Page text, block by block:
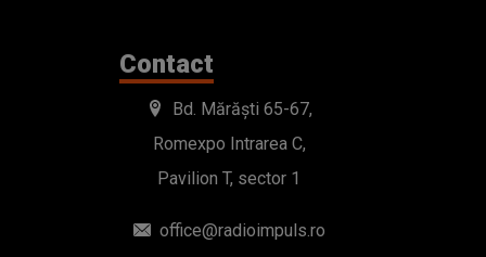
Contact
Bd. Mărăști 65-67,
Romexpo Intrarea C,
Pavilion T, sector 1
office@radioimpuls.ro